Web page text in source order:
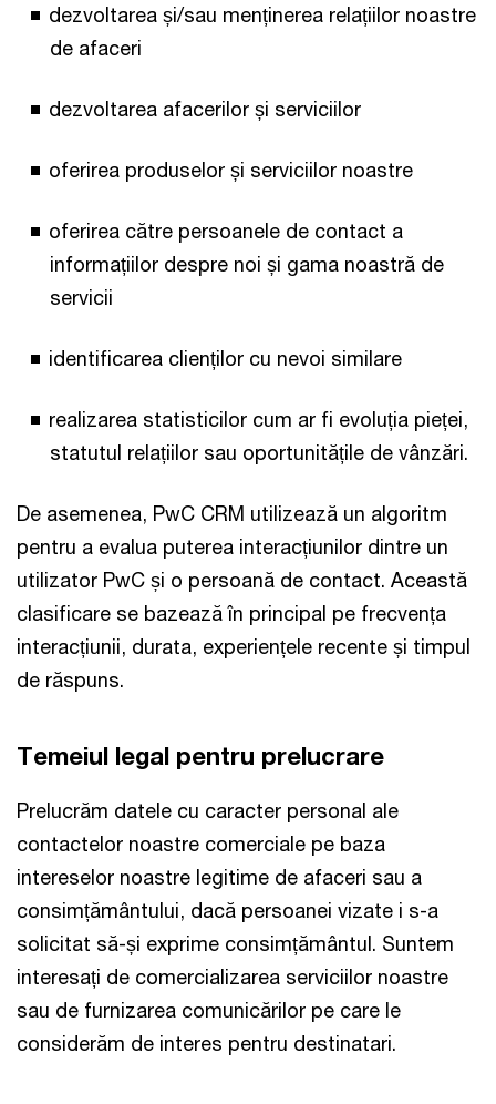
dezvoltarea și/sau menținerea relațiilor noastre
de afaceri
dezvoltarea afacerilor și serviciilor
oferirea produselor și serviciilor noastre
oferirea către persoanele de contact a
informațiilor despre noi și gama noastră de
servicii
identificarea clienților cu nevoi similare
realizarea statisticilor cum ar fi evoluția pieței,
statutul relațiilor sau oportunitățile de vânzări.
De asemenea, PwC CRM utilizează un algoritm
pentru a evalua puterea interacțiunilor dintre un
utilizator PwC și o persoană de contact. Această
clasificare se bazează în principal pe frecvența
interacțiunii, durata, experiențele recente și timpul
de răspuns.
Temeiul legal pentru prelucrare
Prelucrăm datele cu caracter personal ale
contactelor noastre comerciale pe baza
intereselor noastre legitime de afaceri sau a
consimțământului, dacă persoanei vizate i s-a
solicitat să-și exprime consimțământul. Suntem
interesați de comercializarea serviciilor noastre
sau de furnizarea comunicărilor pe care le
considerăm de interes pentru destinatari.